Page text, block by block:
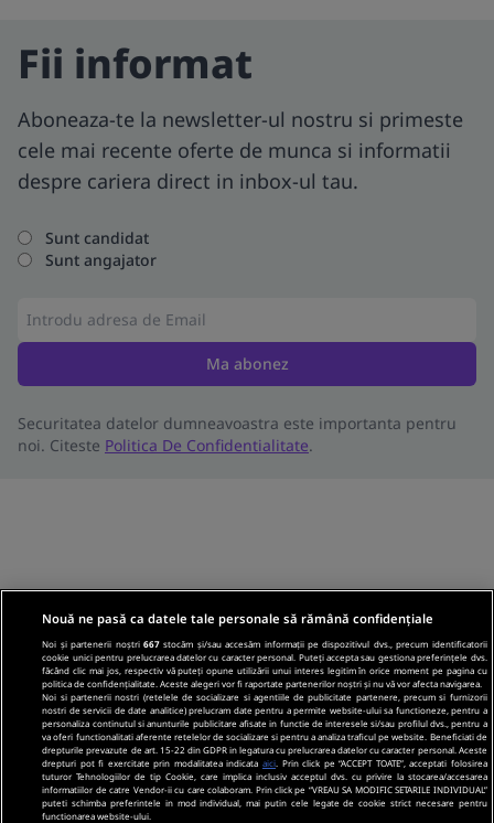
Fii informat
Aboneaza-te la newsletter-ul nostru si primeste
cele mai recente oferte de munca si informatii
despre cariera direct in inbox-ul tau.
Sunt candidat
Sunt angajator
Ma abonez
Securitatea datelor dumneavoastra este importanta pentru
noi. Citeste Politica De Confidentialitate.
Nouă ne pasă ca datele tale personale să rămână confidențiale
Noi și partenerii noștri667 stocăm și/sau accesăm informații pe dispozitivul dvs., precum identificatorii
cookie unici pentru prelucrarea datelor cu caracter personal. Puteți accepta sau gestiona preferințele dvs.
făcând clic mai jos, respectiv vă puteți opune utilizării unui interes legitim în orice moment pe pagina cu
politica de confidențialitate. Aceste alegeri vor fi raportate partenerilor noștri și nu vă vor afecta navigarea.
Noi si partenerii nostri (retelele de socializare si agentiile de publicitate partenere, precum si furnizorii
nostri de servicii de date analitice) prelucram date pentru a permite website-ului sa functioneze, pentru a
personaliza continutul si anunturile publicitare afisate in functie de interesele si/sau profilul dvs., pentru a
va oferi functionalitati aferente retelelor de socializare si pentru a analiza traficul pe website. Beneficiati de
drepturile prevazute de art. 15-22 din GDPR in legatura cu prelucrarea datelor cu caracter personal. Aceste
drepturi pot fi exercitate prin modalitatea indicata aici . Prin click pe “ACCEPT TOATE”, acceptati folosirea
tuturor Tehnologiilor de tip Cookie, care implica inclusiv acceptul dvs. cu privire la stocarea/accesarea
informatiilor de catre Vendor-ii cu care colaboram. Prin click pe “VREAU SA MODIFIC SETARILE INDIVIDUAL”
puteti schimba preferintele in mod individual, mai putin cele legate de cookie strict necesare pentru
functionarea website-ului.